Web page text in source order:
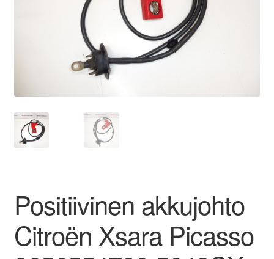
Tarkista
Valitukset
Positiivinen akkujohto
Citroën Xsara Picasso